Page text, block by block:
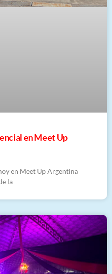
en Meet Up
en Meet Up Argentina
la